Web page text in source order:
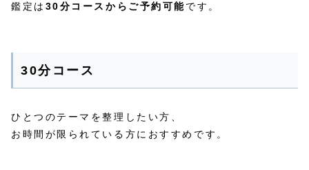
鑑定は 30分コースからご予約可能です。
30分コース
ひとつのテーマを整理したい方、
お時間が限られている方におすすめです。